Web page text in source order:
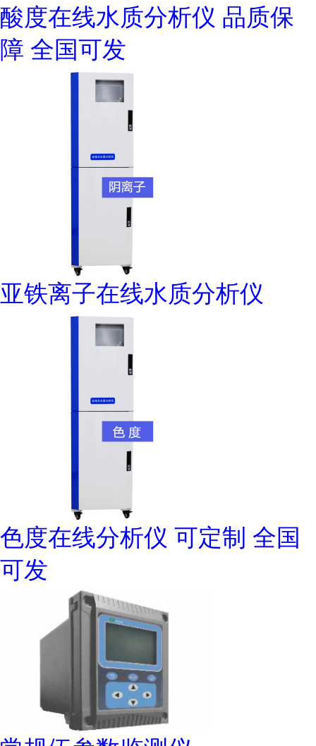
酸度在线水质分析仪 品质保
障 全国可发
亚铁离子在线水质分析仪
色度在线分析仪 可定制 全国
可发